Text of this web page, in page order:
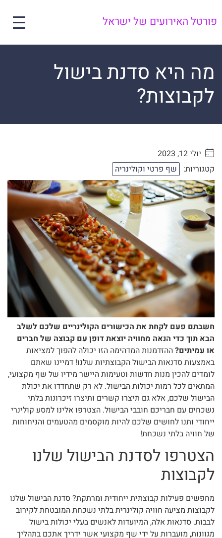
פורטל האירועים של ישראל
מה היא סדנת בישול
לקבוצות?
יולי 12, 2023
קטגוריות:
שף פרטי וקולינריה
חשבתם פעם לקחת את הכישורים הקולינריים שלכם לשלב
הבא תוך כדי הנאה מחוויה יוצאת דופן עם קבוצה של חברים
או עמיתים?ההזדמנות המדהימה הזו יכולה להפוך למציאות
באמצעות סדנאות הבישול הקבוצתיות שלנו! דמיינו שאתם
לומדים להכין מנות חדשות וטעימות היישר מידיו של שף מקצועי,
המתאים לכל רמות יכולות הבישול. לא רק שתחדדו את יכולת
הבישול שלכם, אלא גם תיצרו קשרים ותיצרו זיכרונות בלתי
נשכחים עם חבריכם חובבי הבישול. הצטרפו אלינו למסע קולינרי
ייחודי ותנו לחושים שלכם להיות מוקסמים מהטעמים והניחוחות
של חוויה בלתי נשכחת!
הצטרפו לסדנת הבישול שלנו
לקבוצות
מחפשים פעילות קבוצתית ייחודית ומרתקת? סדנת הבישול שלנו
לקבוצות מציעה חוויה קולינרית בלתי נשכחת המובטחת לקירוב
לבבות. סדנאות אלה, המיועדות לאנשים בעלי יכולות בישול
מגוונות, מועברות על ידי שף מקצועי אשר ידריך אתכם בתהליך